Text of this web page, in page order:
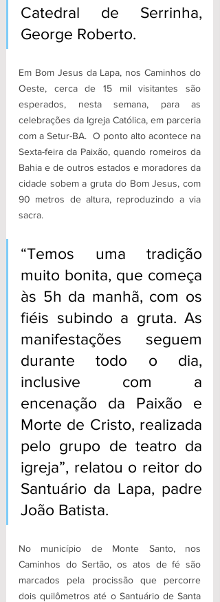
Catedral de Serrinha,
George Roberto.
Em Bom Jesus da Lapa, nos Caminhos do
Oeste, cerca de 15 mil visitantes são
esperados, nesta semana, para as
celebrações da Igreja Católica, em parceria
com a Setur-BA.  O ponto alto acontece na
Sexta-feira da Paixão, quando romeiros da
Bahia e de outros estados e moradores da
cidade sobem a gruta do Bom Jesus, com
90 metros de altura, reproduzindo a via
sacra.
“Temos uma tradição
muito bonita, que começa
às 5h da manhã, com os
fiéis subindo a gruta. As
manifestações seguem
durante todo o dia,
inclusive com a
encenação da Paixão e
Morte de Cristo, realizada
pelo grupo de teatro da
igreja”, relatou o reitor do
Santuário da Lapa, padre
João Batista.
No município de Monte Santo, nos
Caminhos do Sertão, os atos de fé são
marcados pela procissão que percorre
dois quilômetros até o Santuário de Santa